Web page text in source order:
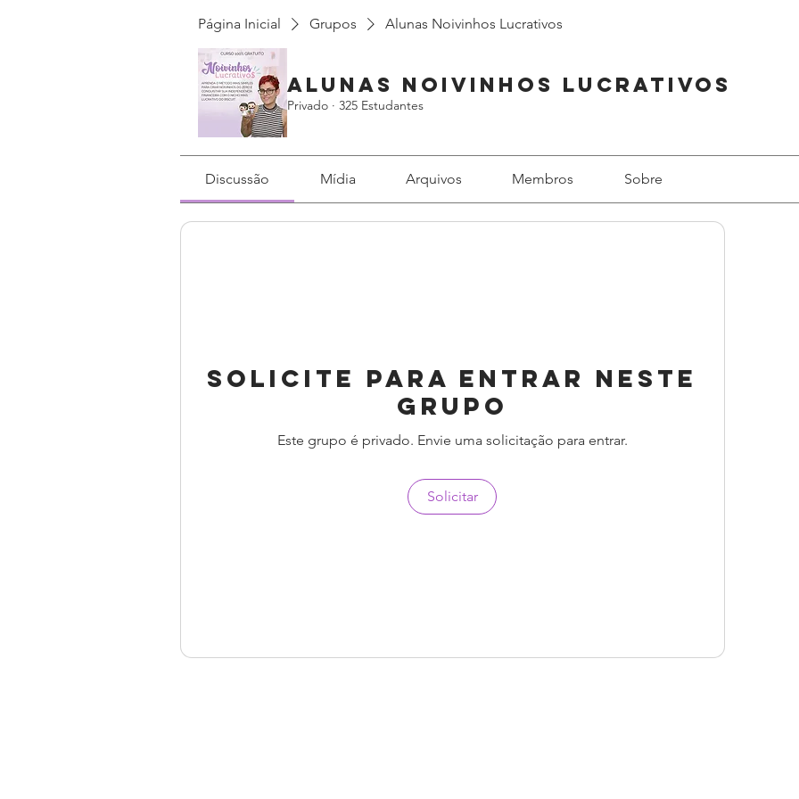
Página Inicial Grupos Alunas Noivinhos Lucrativos
Alunas Noivinhos Lucrativos
Privado · 325 Estudantes
Discussão Mídia Arquivos Membros Sobre
Solicite para entrar neste
grupo
Este grupo é privado. Envie uma solicitação para entrar.
Solicitar